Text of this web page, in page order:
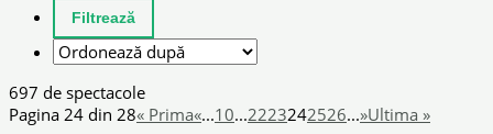
697 de spectacole
Pagina 24 din 28« Prima«...10...2223242526...»Ultima »